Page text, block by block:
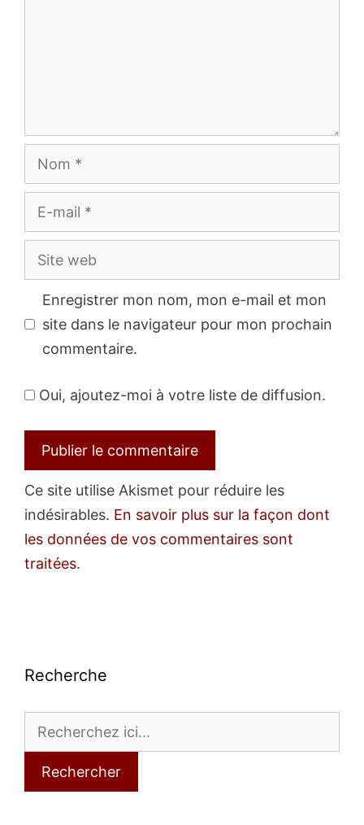
Nom
E-
mail
Site
web
Enregistrer mon nom, mon e-mail et mon
site dans le navigateur pour mon prochain
commentaire.
Oui, ajoutez-moi à votre liste de diffusion.
Ce site utilise Akismet pour réduire les
indésirables. En savoir plus sur la façon dont
les données de vos commentaires sont
traitées.
Recherche
Rechercher